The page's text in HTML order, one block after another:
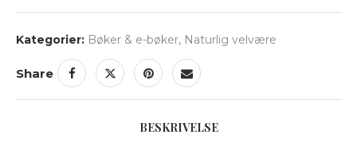
Kategorier: Bøker & e-bøker, Naturlig velvære
Share
BESKRIVELSE